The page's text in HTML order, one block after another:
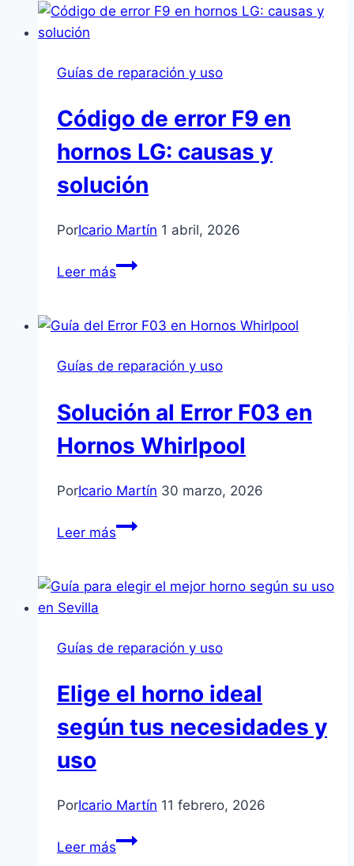
Secadora
y
Guías de reparación y uso
Código de error F9 en
hornos LG: causas y
solución
PorIcario Martín 1 abril, 2026
Leer másCódigo
F9
hornos
causas
solución
Guías de reparación y uso
Solución al Error F03 en
Hornos Whirlpool
PorIcario Martín 30 marzo, 2026
Leer másSolución
F03
Whirlpool
Guías de reparación y uso
Elige el horno ideal
según tus necesidades y
uso
PorIcario Martín 11 febrero, 2026
Leer másElige